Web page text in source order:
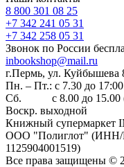
8 800 301 08 25
+7 342 241 05 31
+7 342 258 05 31
Звонок по России
inbookshop@mail.ru
г.Пермь, ул. Куйбышева
Пн. – Пт.: с 7.30 до
Сб. с 8.00 до 15.00
Воскр. выходной
Книжный супермаркет
ООО "Полиглот" (ИНН/
1125904001519)
Все права защищены ©